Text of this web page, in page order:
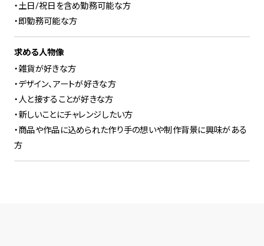
・土日/祝日を含め勤務可能な方
・即勤務可能な方
求める人物像
・雑貨が好きな方
・デザイン、アートが好きな方
・人と接することが好きな方
・新しいことにチャレンジしたい方
・商品や作品に込められた作り手の想いや制作背景に興味がある
方